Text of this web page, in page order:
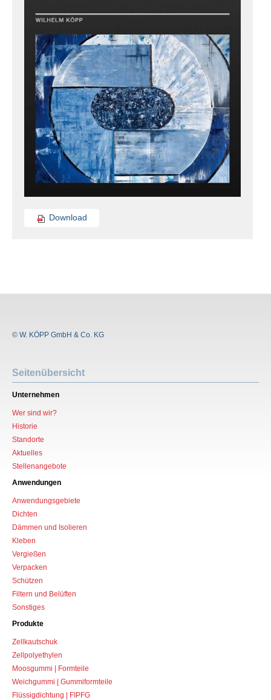
Download
© W. KÖPP GmbH & Co. KG
Seitenübersicht
Unternehmen
Wer sind wir?
Historie
Standorte
Aktuelles
Stellenangebote
Anwendungen
Anwendungsgebiete
Dichten
Dämmen und Isolieren
Kleben
Vergießen
Verpacken
Schützen
Filtern und Belüften
Sonstiges
Produkte
Zellkautschuk
Zellpolyethylen
Moosgummi | Formteile
Weichgummi | Gummiformteile
Flüssigdichtung | FIPFG